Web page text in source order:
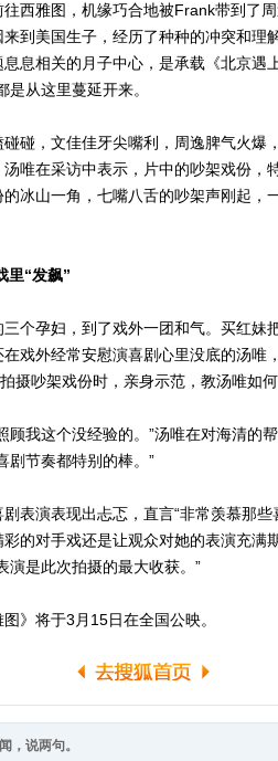
雅图，机缘巧合地被Frank带到了周
到美国生子，经历了种种的冲突和理
息相关的月子中心，是承载《北京遇
从这里蔓延开来。
，文佳佳牙尖嘴利，周逸脾气火爆
唯在采访中表示，片中的吵架戏份，
冰山一角，七嘴八舌的吵架声刚起，
里“发飙”
孕妇，到了戏外一团和气。买红妹
戏外经常安慰演喜剧心里没底的汤唯
摄吵架戏份时，亲身示范，教汤唯如何“
我这个没经验的。”汤唯在对海清的
剧节奏都特别的棒。”
演表现出忐忑，直言“非常羡慕那些
的对手戏还是让观众对她的表演充满
演是此次拍摄的最大收获。”
将于3月15日在全国公映。
，说两句。